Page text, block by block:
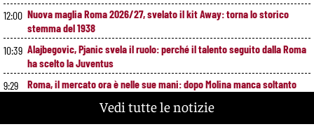
12:00 Nuova maglia Roma 2026/27, svelato il kit Away: torna lo storico
stemma del 1938
10:39 Alajbegovic, Pjanic svela il ruolo: perché il talento seguito dalla Roma
ha scelto la Juventus
9:29
Roma, il mercato ora è nelle sue mani: dopo Molina manca soltanto
Vedi tutte le notizie